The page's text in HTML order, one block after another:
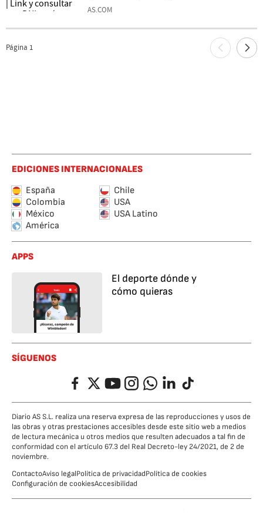
AS.COM
Página 1
EDICIONES INTERNACIONALES
España
Chile
Colombia
USA
México
USA Latino
América
APPS
El deporte dónde y
cómo quieras
SÍGUENOS
FacebookTwitterYouTubeInstagramWhatsappLinkedIn
TikTok
Diario AS S.L. realiza una reserva expresa de las reproducciones y usos de
las obras y otras prestaciones accesibles desde este sitio web a medios
de lectura mecánica u otros medios que resulten adecuados a tal fin de
conformidad con el artículo 67.3 del Real Decreto-ley 24/2021, de 2 de
noviembre.
ContactoAviso legalPolítica de privacidadPolítica de cookies
Configuración de cookiesAccesibilidad